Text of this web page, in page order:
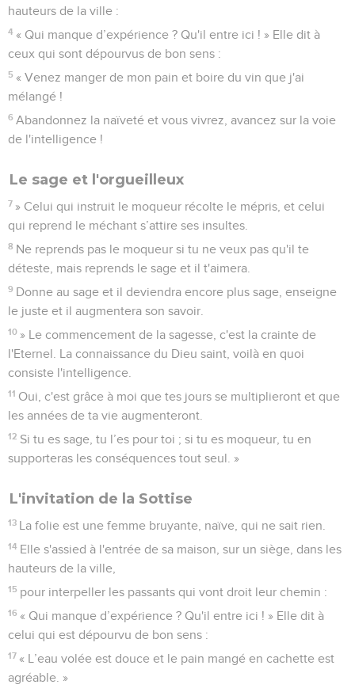
hauteurs de la ville :
4 « Qui manque d’expérience ? Qu'il entre ici ! » Elle dit à
ceux qui sont dépourvus de bon sens :
5 « Venez manger de mon pain et boire du vin que j'ai
mélangé !
6 Abandonnez la naïveté et vous vivrez, avancez sur la voie
de l'intelligence !
Le sage et l'orgueilleux
7 » Celui qui instruit le moqueur récolte le mépris, et celui
qui reprend le méchant s’attire ses insultes.
8 Ne reprends pas le moqueur si tu ne veux pas qu'il te
déteste, mais reprends le sage et il t'aimera.
9 Donne au sage et il deviendra encore plus sage, enseigne
le juste et il augmentera son savoir.
10 » Le commencement de la sagesse, c'est la crainte de
l'Eternel. La connaissance du Dieu saint, voilà en quoi
consiste l'intelligence.
11 Oui, c'est grâce à moi que tes jours se multiplieront et que
les années de ta vie augmenteront.
12 Si tu es sage, tu l’es pour toi ; si tu es moqueur, tu en
supporteras les conséquences tout seul. »
L'invitation de la Sottise
13 La folie est une femme bruyante, naïve, qui ne sait rien.
14 Elle s'assied à l'entrée de sa maison, sur un siège, dans les
hauteurs de la ville,
15 pour interpeller les passants qui vont droit leur chemin :
16 « Qui manque d’expérience ? Qu'il entre ici ! » Elle dit à
celui qui est dépourvu de bon sens :
17 « L’eau volée est douce et le pain mangé en cachette est
agréable. »